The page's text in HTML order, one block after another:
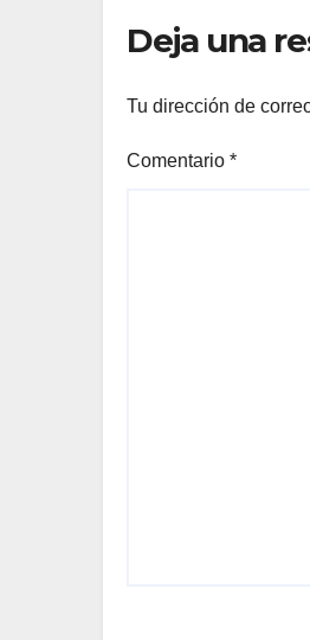
Deja una
Tu dirección de
Comentario *